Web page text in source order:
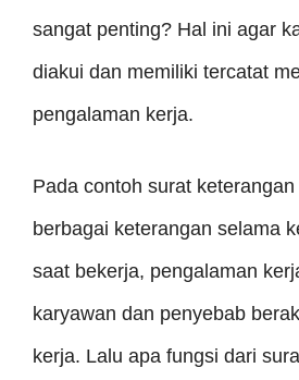
sangat penting? Hal ini agar
diakui dan memiliki tercatat
pengalaman kerja.
Pada contoh surat
berbagai keterangan selama
saat bekerja, pengalaman
karyawan dan penyebab
kerja. Lalu apa fungsi dari